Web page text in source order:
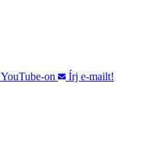
YouTube-on
Írj e-mailt!